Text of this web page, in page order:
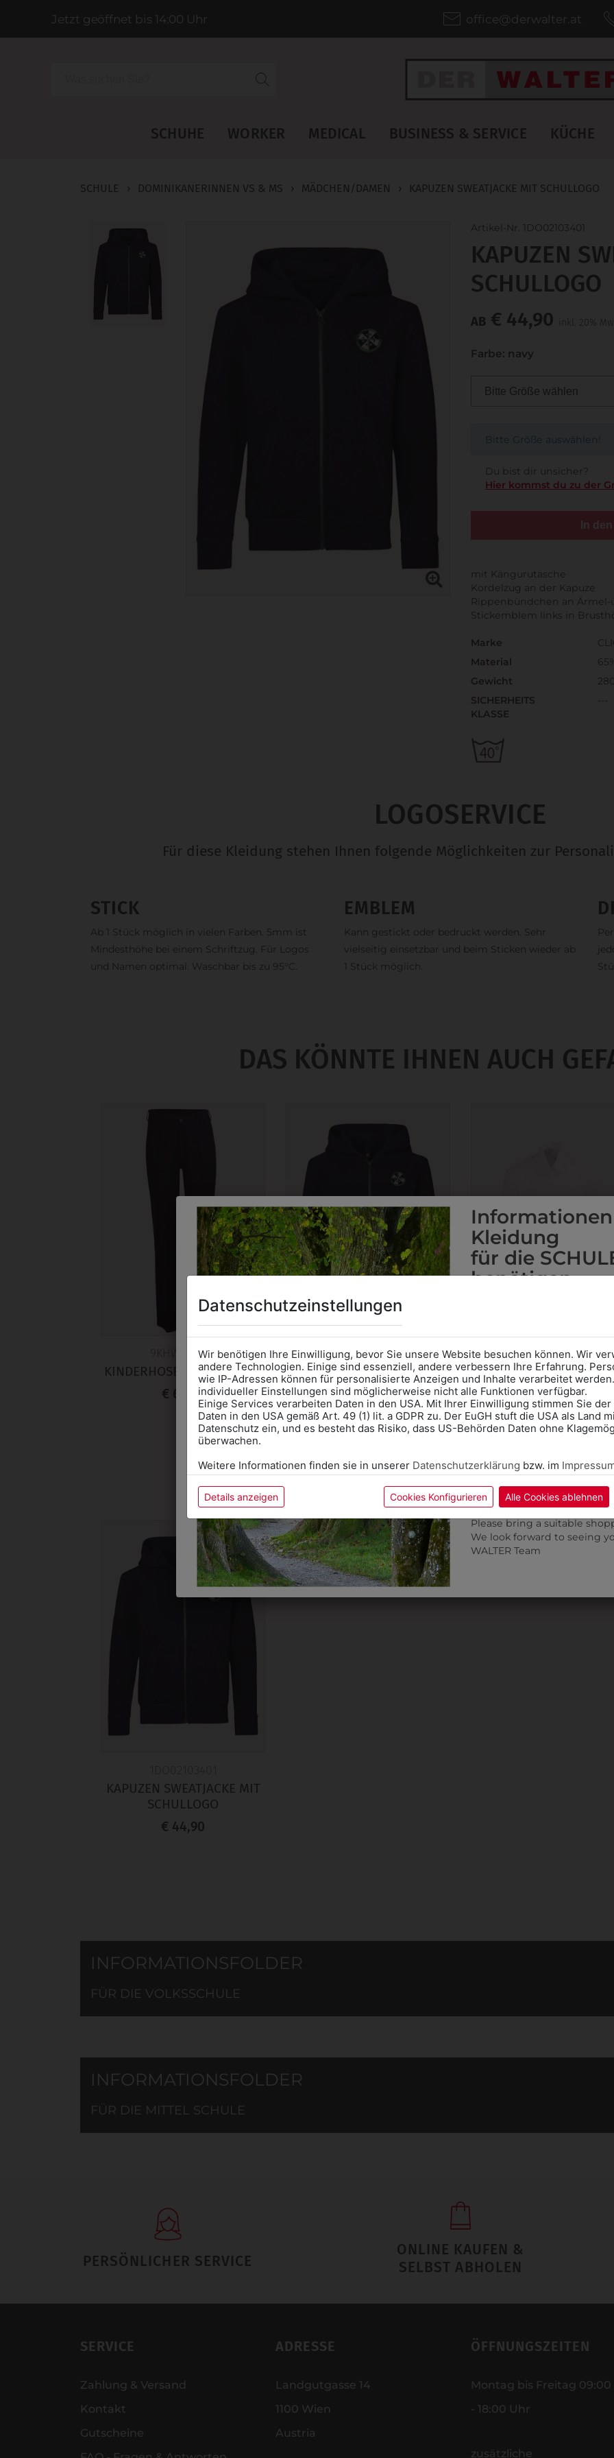
Jetzt geöffnet bis 14:00 Uhr office@derwalter.at
SCHUHE WORKER MEDICAL BUSINESS & SERVICE KÜCHE
SCHULE › DOMINIKANERINNEN VS & MS › MÄDCHEN/DAMEN › KAPUZEN SWEATJACKE MIT SCHULLOGO
Artikel-Nr. 1DO02103401
KAPUZEN
SCHULLOGO
AB € 44,90 inkl. 20%
Farbe: navy
Bitte Größe auswählen!
Du bist dir unsicher?
Hier kommst du zu der
In
mit Kängurutasche
Kordelzug an der Kapuze
Rippenbündchen an Ärmel-
Stickemblem links in
Marke
Material
Gewicht
SICHERHEITS
KLASSE
LOGOSERVICE
Für diese Kleidung stehen Ihnen folgende Möglichkeiten zur
STICK
Ab 1 Stück möglich in vielen Farben. 5mm ist
Mindesthöhe bei einem Schriftzug. Für Logos
und Namen optimal. Waschbar bis zu 95°C.
EMBLEM
Kann gestickt oder bedruckt werden. Sehr
vielseitig einsetzbar und beim Sticken wieder ab
1 Stück möglich.
DAS KÖNNTE IHNEN AUCH
9KHW09BL01
KINDERHOSE DUNKELBLAU
€ 69,90
0DO4063801
KINDER
KAPUTZENSWEATJACKE MIT
LOGO
€ 41,90
0DOKIH01LA01
KNABENHEMD MIT
SCHULLOGO
€ 51,90
ZULETZT ANGESEHEN
KAPUZEN SWEATJACKE MIT
SCHULLOGO
€ 44,90
INFORMATIONSFOLDER
FÜR DIE VOLKSSCHULE
INFORMATIONSFOLDER
FÜR DIE MITTEL SCHULE
PERSÖNLICHER SERVICE
ONLINE KAUFEN &
SELBST ABHOLEN
SERVICE
Zahlung & Versand
Kontakt
Gutscheine
ADRESSE
Landgutgasse 14
1100 Wien
Austria
ÖFFNUNGSZEITEN
Montag bis Freitag 09:00
- 18:00 Uhr
zusätzliche
Datenschutzeinstellungen
Wir benötigen Ihre Einwilligung, bevor Sie unsere Website besuchen können. Wir
andere Technologien. Einige sind essenziell, andere verbessern Ihre Erfahrung.
wie IP-Adressen können für personalisierte Anzeigen und Inhalte verarbeitet
individueller Einstellungen sind möglicherweise nicht alle Funktionen verfügbar.
Einige Services verarbeiten Daten in den USA. Mit Ihrer Einwilligung stimmen Sie
Daten in den USA gemäß Art. 49 (1) lit. a GDPR zu. Der EuGH stuft die USA als Land
Datenschutz ein, und es besteht das Risiko, dass US-Behörden Daten ohne
überwachen.
Weitere Informationen finden sie in unserer Datenschutzerklärung bzw. im
Details anzeigen Cookies Konfigurieren Alle Cookies ablehnen
Kleidung
für die
benötigen
AnprobeVorort im
das Kalendersymbol.
Ohne Termin kann es zu
Bitte nehmen Sie eine
für Ihren Einkauf mit.
Wir freuen uns - Das
correct school.
calendar icon.
Without an appointment,
Please bring a suitable
We look forward to seeing
WALTER Team